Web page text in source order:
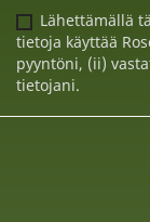
Lähettämällä
tietoja käyttää
pyyntöni, (ii)
tietojani.